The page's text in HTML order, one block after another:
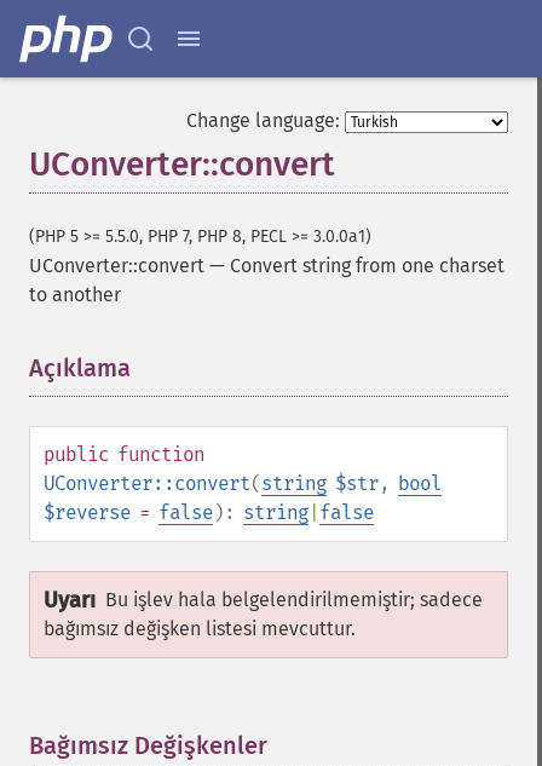
Change language:
UConverter::convert
(PHP 5 >= 5.5.0, PHP 7, PHP 8, PECL >= 3.0.0a1)
UConverter::convert — Convert string from one charset
to another
Açıklama
public function
UConverter::convert(string $str, bool
$reverse = false): string false
Uyarı Bu işlev hala belgelendirilmemiştir; sadece
bağımsız değişken listesi mevcuttur.
Bağımsız Değişkenler